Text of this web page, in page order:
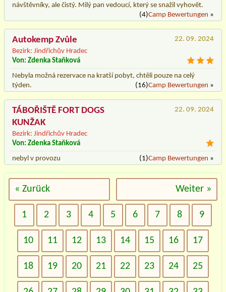
návštěvníky, ale čistý. Milý pan vedoucí, který se snažil vyhovět.
(4)Camp Bewertungen »
Autokemp Zvůle
Bezirk: Jindřichův Hradec
22. 09. 2024
Von: Zdenka Staňková
Nebyla možná rezervace na kratší pobyt, chtěli pouze na celý
týden.
(16)Camp Bewertungen »
TÁBOŘIŠTĚ FORT DOGS
KUNŽAK
Bezirk: Jindřichův Hradec
22. 09. 2024
Von: Zdenka Staňková
nebyl v provozu
(1)Camp Bewertungen »
« Zurück Weiter »
1 2 3 4 5 6 7 8 9
10 11 12 13 14 15 16 17
18 19 20 21 22 23 24 25